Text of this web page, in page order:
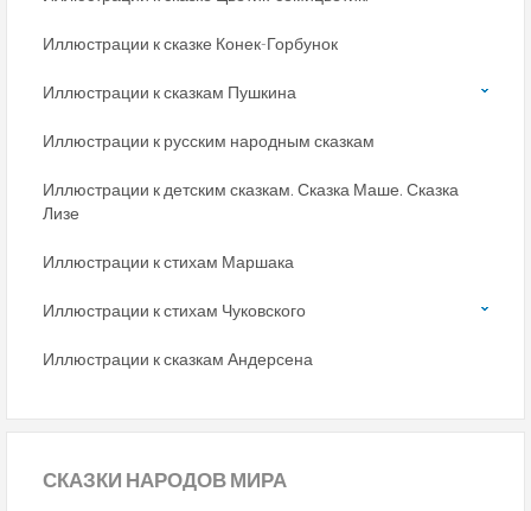
Иллюстрации к сказке Конек-Горбунок
Иллюстрации к сказкам Пушкина
Иллюстрации к русским народным сказкам
Иллюстрации к детским сказкам. Сказка Маше. Сказка
Лизе
Иллюстрации к стихам Маршака
Иллюстрации к стихам Чуковского
Иллюстрации к сказкам Андерсена
СКАЗКИ НАРОДОВ МИРА